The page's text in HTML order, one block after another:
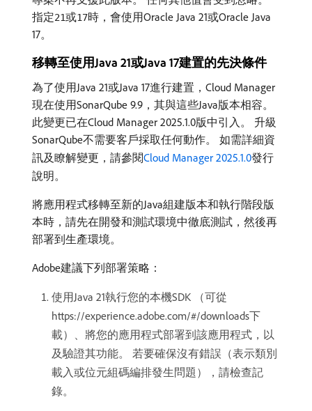
指定21或17時，會使用Oracle Java 21或Oracle Java
17。
移轉至使用Java 21或Java 17建置的先決條件
為了使用Java 21或Java 17進行建置，Cloud Manager
現在使用SonarQube 9.9，其與這些Java版本相容。
此變更已在Cloud Manager 2025.1.0版中引入。 升級
SonarQube不需要客戶採取任何動作。 如需詳細資
訊及瞭解變更，請參閱Cloud Manager 2025.1.0發行
說明。
將應用程式移轉至新的Java組建版本和執行階段版
本時，請先在開發和測試環境中徹底測試，然後再
部署到生產環境。
Adobe建議下列部署策略：
使用Java 21執行您的本機SDK （可從
https://experience.adobe.com/#/downloads下
載）、將您的應用程式部署到該應用程式，以
及驗證其功能。 若要確保沒有錯誤（表示類別
載入或位元組碼編排發生問題），請檢查記
錄。